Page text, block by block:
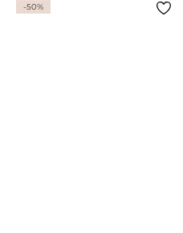
-50%